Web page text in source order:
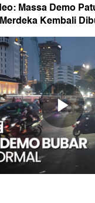
Massa Demo
Kembali